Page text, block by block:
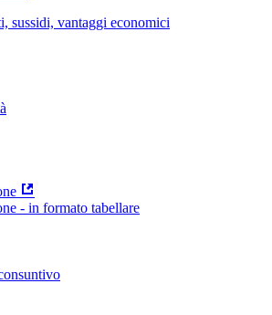
sussidi, vantaggi economici
- in formato tabellare